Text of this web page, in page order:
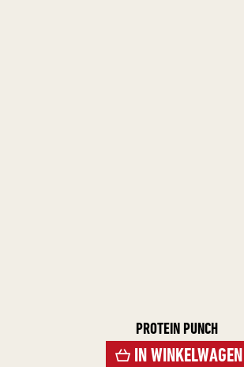
PROTEIN PUNCH
IN WINKELWAGEN